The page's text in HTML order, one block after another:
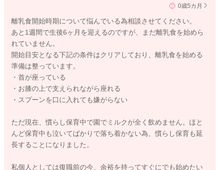
0歳5カ月
離乳食開始時期について悩んでいる為相談させてください。
あと1週間で生後6ヶ月を迎えるのですが、まだ離乳食を始めら
れていません。
開始目安となる下記の条件はクリアしており、離乳食を始める
準備は整っています。
・首が座っている
・お膝の上で支えられながら座れる
・スプーンを口に入れても嫌がらない
ただ現在、慣らし保育中で園でミルクが全く飲めません。ほと
んど保育中も泣いてばかりで落ち着かない為、慣らし保育も延
長することになりました。
私個人としては復職前の今、余裕を持ってすぐにでも始めたい